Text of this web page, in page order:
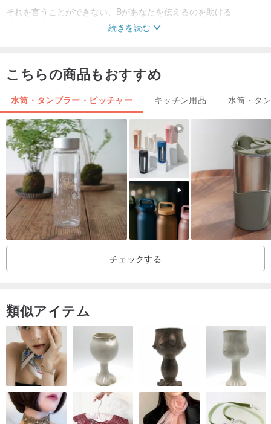
それを言うことができない、Bがあなたを伝えるのを助ける
カスタマイズされた時間2-3日
"忙しい休憩、シンプルな味"
良いお茶は、どんな時代であっても、より簡単で簡単な方法を見つ
けるために、独自の特性を達成することができます
醸造 - 新しい選択：今日は茶を愛する友人と一緒にBの二重ガラス醸
造ボトル2.0、また忙しいときにお茶の良いカップを持つことができ
ます
良いお茶を味わったときはいつでも、それは持っている特性に到達
続きを読む
こちらの商品もおすすめ
水筒・タンブラー・ピッチャー キッチン用品 水筒・タ
チェックする
類似アイテム